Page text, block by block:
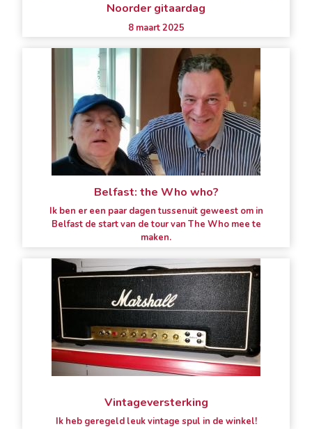
Noorder gitaardag
8 maart 2025
Belfast: the Who who?
Ik ben er een paar dagen tussenuit geweest om in
Belfast de start van de tour van The Who mee te
maken.
Vintageversterking
Ik heb geregeld leuk vintage spul in de winkel!